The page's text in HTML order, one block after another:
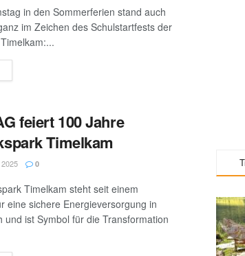
in den Sommerferien stand auch
im Zeichen des Schulstartfests der
feiert 100 Jahre
Timelkam
0
Timelkam steht seit einem
eine sichere Energieversorgung in
und ist Symbol für die Transformation